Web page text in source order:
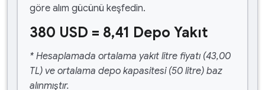
göre alım gücünü keşfedin.
380 USD = 8,41 Depo Yakıt
* Hesaplamada ortalama yakıt litre fiyatı (43,00
TL) ve ortalama depo kapasitesi (50 litre) baz
alınmıştır.